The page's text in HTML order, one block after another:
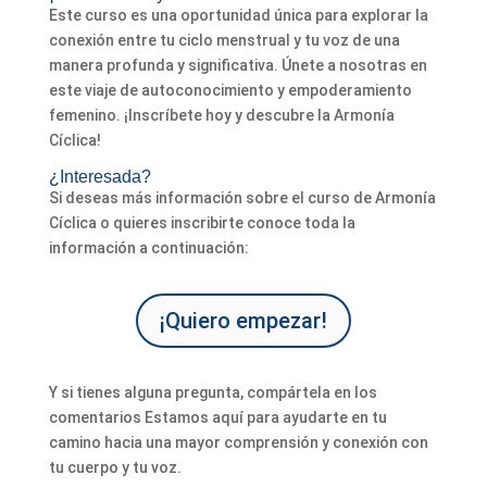
Este curso es una oportunidad única para explorar la
conexión entre tu ciclo menstrual y tu voz de una
manera profunda y significativa. Únete a nosotras en
este viaje de autoconocimiento y empoderamiento
femenino. ¡Inscríbete hoy y descubre la Armonía
Cíclica!
¿Interesada?
Si deseas más información sobre el curso de Armonía
Cíclica o quieres inscribirte conoce toda la
información a continuación:
¡Quiero empezar!
Y si tienes alguna pregunta, compártela en los
comentarios Estamos aquí para ayudarte en tu
camino hacia una mayor comprensión y conexión con
tu cuerpo y tu voz.